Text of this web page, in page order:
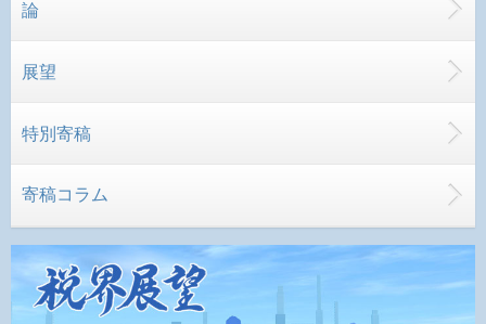
論
展望
特別寄稿
寄稿コラム